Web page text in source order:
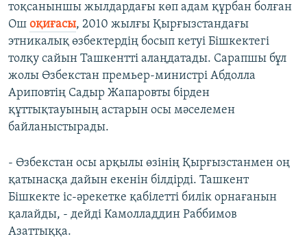
тоқсаныншы жылдардағы көп адам құрбан болған
Ош оқиғасы, 2010 жылғы Қырғызстандағы
этникалық өзбектердің босып кетуі Бішкектегі
толқу сайын Ташкентті алаңдатады. Сарапшы бұл
жолы Өзбекстан премьер-министрі Абдолла
Ариповтің Садыр Жапаровты бірден
құттықтауының астарын осы мәселемен
байланыстырады.
- Өзбекстан осы арқылы өзінің Қырғызстанмен оң
қатынасқа дайын екенін білдірді. Ташкент
Бішкекте іс-әрекетке қабілетті билік орнағанын
қалайды, - дейді Камолладдин Раббимов
Азаттыққа.